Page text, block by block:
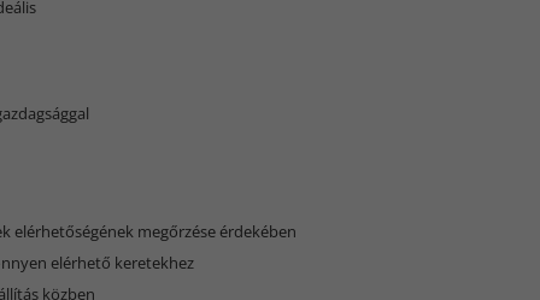
elérhetőségének megőrzése érdekében
elérhető keretekhez
közben